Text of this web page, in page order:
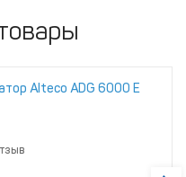
Alteco ADG 6000 Е